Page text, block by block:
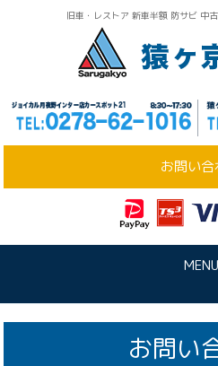
旧車・レストア 新車半額 防サビ 中
お問い
MENU
お問い